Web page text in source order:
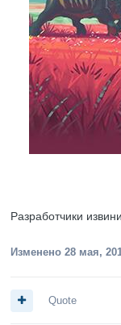
Разработчики
Изменено 28 мая,
Quote